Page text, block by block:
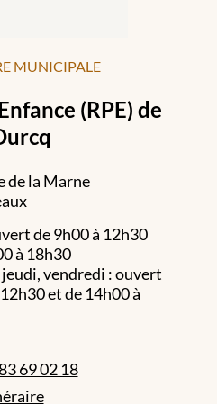
MUNICIPALE
(RPE) de
de la Marne
de 9h00 à 12h30
à 18h30
vendredi : ouvert
et de 14h00 à
69 02 18